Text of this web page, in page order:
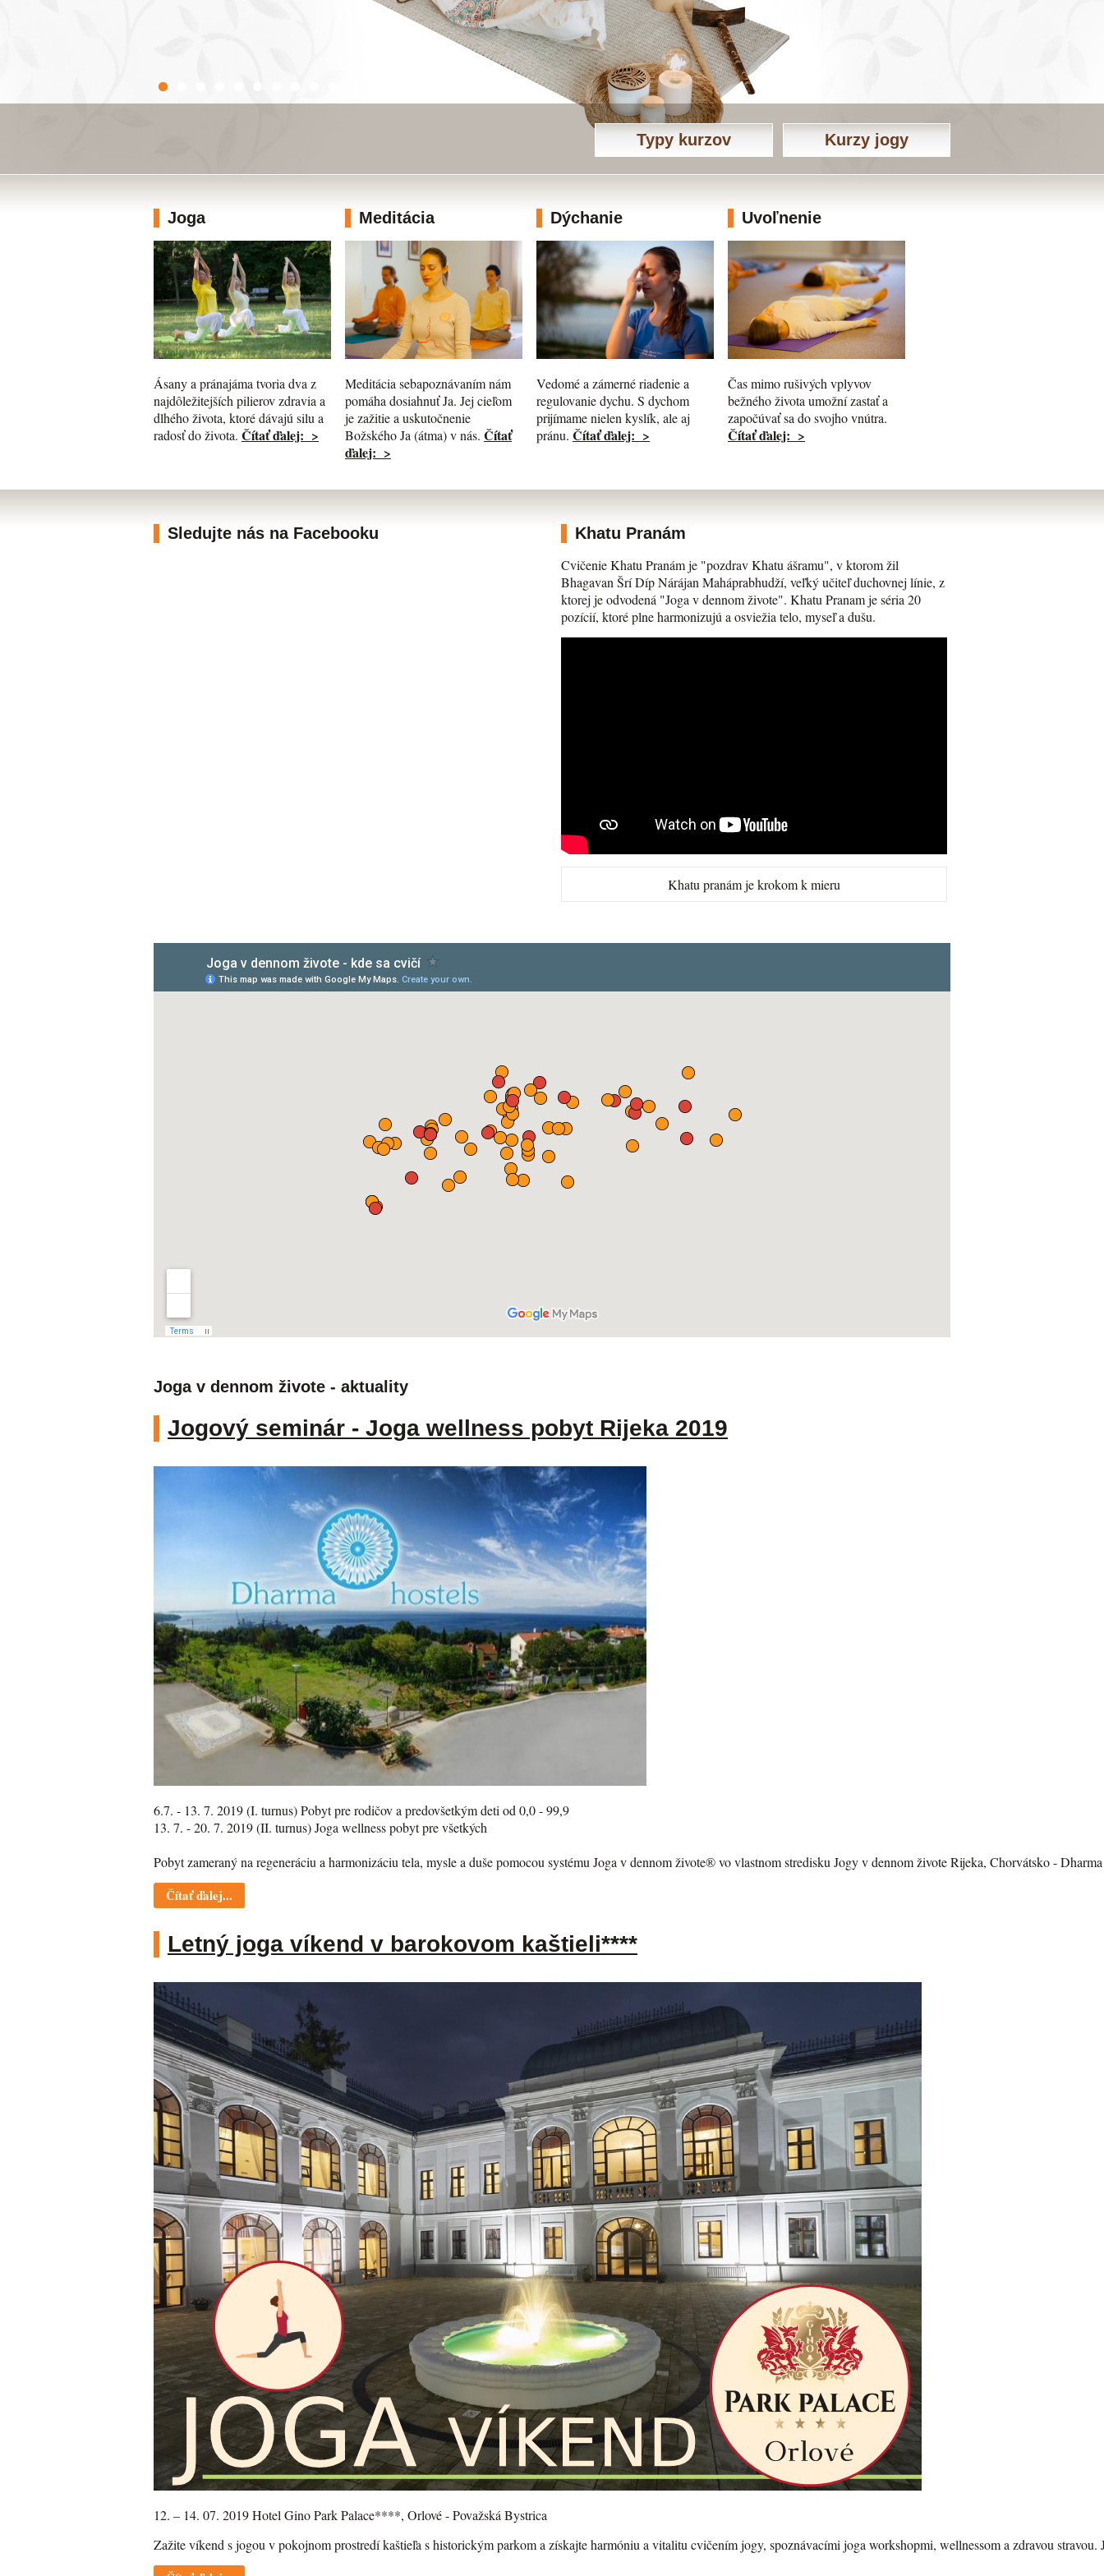
Typy kurzov Kurzy jogy
Joga
Ásany a pránajáma tvoria dva z
najdôležitejších pilierov zdravia a
dlhého života, ktoré dávajú silu a
radosť do života. Čítať ďalej: >
Meditácia
Meditácia sebapoznávaním nám
pomáha dosiahnuť Ja. Jej cieľom
je zažitie a uskutočnenie
Božského Ja (átma) v nás. Čítať
ďalej: >
Dýchanie
Vedomé a zámerné riadenie a
regulovanie dychu. S dychom
prijímame nielen kyslík, ale aj
pránu. Čítať ďalej: >
Uvoľnenie
Čas mimo rušivých vplyvov
bežného života umožní zastať a
započúvať sa do svojho vnútra.
Čítať ďalej: >
Sledujte nás na Facebooku Khatu Pranám
Cvičenie Khatu Pranám je "pozdrav Khatu ášramu", v ktorom žil
Bhagavan Šrí Díp Nárájan Maháprabhudží, veľký učiteľ duchovnej línie, z
ktorej je odvodená "Joga v dennom živote". Khatu Pranam je séria 20
pozícií, ktoré plne harmonizujú a osviežia telo, myseľ a dušu.
Khatu pranám je krokom k mieru
Joga v dennom živote - aktuality
Jogový seminár - Joga wellness pobyt Rijeka 2019
6.7. - 13. 7. 2019 (I. turnus) Pobyt pre rodičov a predovšetkým deti od 0,0 - 99,9
13. 7. - 20. 7. 2019 (II. turnus) Joga wellness pobyt pre všetkých
Pobyt zameraný na regeneráciu a harmonizáciu tela, mysle a duše pomocou systému Joga v dennom živote® vo vlastnom stredisku Jogy v dennom živote Rijeka, Chorvátsko -
Čítať ďalej...
Letný joga víkend v barokovom kaštieli****
12. – 14. 07. 2019 Hotel Gino Park Palace****, Orlové - Považská Bystrica
Zažite víkend s jogou v pokojnom prostredí kaštieľa s historickým parkom a získajte harmóniu a vitalitu cvičením jogy, spoznávacími joga workshopmi, wellnessom a zdravou